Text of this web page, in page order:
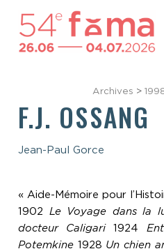
Archives >
F.J. OSSANG
Jean-Paul Gorce
« Aide-Mémoire pour
1902 Le Voyage dans la
docteur Caligari1924
Potemkine 1928 Un chien